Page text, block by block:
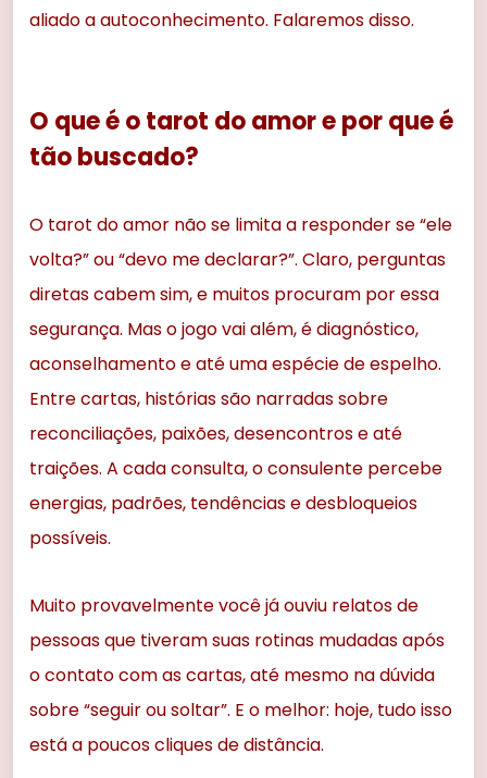
aliado a autoconhecimento. Falaremos disso.
O que é o tarot do amor e por que é
tão buscado?
O tarot do amor não se limita a responder se “ele
volta?” ou “devo me declarar?”. Claro, perguntas
diretas cabem sim, e muitos procuram por essa
segurança. Mas o jogo vai além, é diagnóstico,
aconselhamento e até uma espécie de espelho.
Entre cartas, histórias são narradas sobre
reconciliações, paixões, desencontros e até
traições. A cada consulta, o consulente percebe
energias, padrões, tendências e desbloqueios
possíveis.
Muito provavelmente você já ouviu relatos de
pessoas que tiveram suas rotinas mudadas após
o contato com as cartas, até mesmo na dúvida
sobre “seguir ou soltar”. E o melhor: hoje, tudo isso
está a poucos cliques de distância.